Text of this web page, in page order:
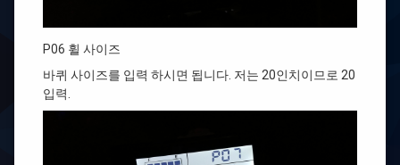
P06 휠 사이즈
바퀴 사이즈를 입력 하시면 됩니다. 저는 20인치이므로 20
입력.